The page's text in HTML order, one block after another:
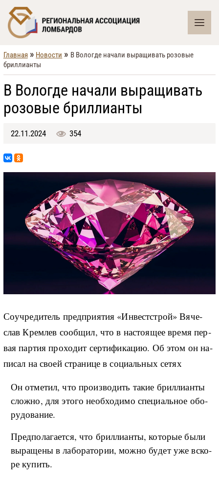
Главная » Новости » В Вологде начали выращивать розовые
бриллианты
В Вологде начали выращивать
розовые бриллианты
22.11.2024 354
Со­учре­ди­тель пред­при­я­тия «Ин­ве­ст­строй» Вя­че­
слав Кре­м­лев со­об­щил, что в на­сто­я­щее вре­мя пе­р­
вая пар­тия про­хо­дит сер­ти­фи­ка­цию. Об этом он на­
пи­сал на сво­ей стра­ни­це в со­ци­аль­ных се­тях
Он от­ме­тил, что про­из­во­дить та­кие бри­л­ли­ан­ты
сло­ж­но, для это­го не­об­хо­ди­мо спе­ци­аль­ное обо­
ру­до­ва­ние.
Пред­по­ла­га­ет­ся, что бри­л­ли­ан­ты, ко­то­рые бы­ли
вы­ра­ще­ны в ла­бо­ра­то­рии, мо­ж­но бу­дет уже вско­
ре ку­пить.